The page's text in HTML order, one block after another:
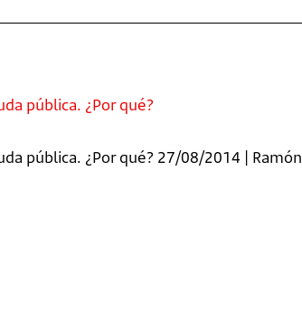
pública. ¿Por qué?
pública. ¿Por qué? 27/08/2014 |